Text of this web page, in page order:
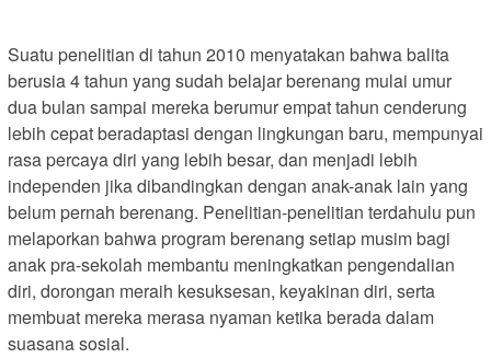
Suatu penelitian di tahun 2010 menyatakan bahwa balita
berusia 4 tahun yang sudah belajar berenang mulai umur
dua bulan sampai mereka berumur empat tahun cenderung
lebih cepat beradaptasi dengan lingkungan baru, mempunyai
rasa percaya diri yang lebih besar, dan menjadi lebih
independen jika dibandingkan dengan anak-anak lain yang
belum pernah berenang. Penelitian-penelitian terdahulu pun
melaporkan bahwa program berenang setiap musim bagi
anak pra-sekolah membantu meningkatkan pengendalian
diri, dorongan meraih kesuksesan, keyakinan diri, serta
membuat mereka merasa nyaman ketika berada dalam
suasana sosial.